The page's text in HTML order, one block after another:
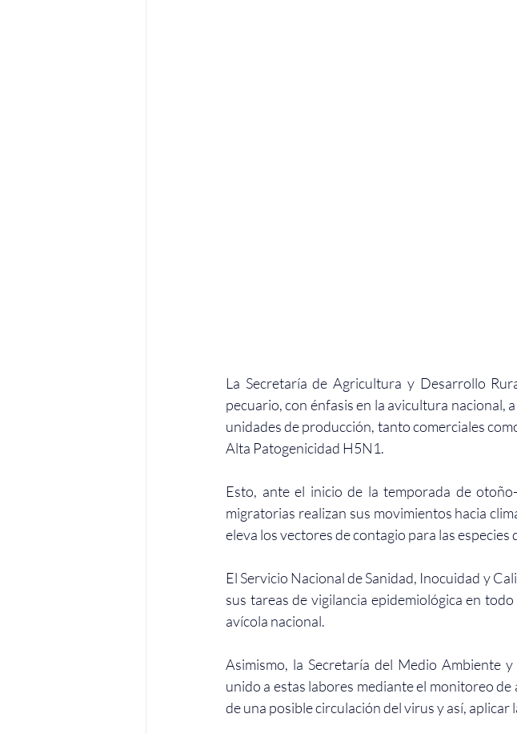
La Secretaría de Agricultura y Desarrollo
pecuario, con énfasis en la avicultura nacional,
unidades de producción, tanto comerciales
Alta Patogenicidad H5N1.
Esto, ante el inicio de la temporada de
migratorias realizan sus movimientos hacia
eleva los vectores de contagio para las especies
El Servicio Nacional de Sanidad, Inocuidad y
sus tareas de vigilancia epidemiológica en
avícola nacional.
Asimismo, la Secretaría del Medio Ambiente
unido a estas labores mediante el monitoreo
de una posible circulación del virus y así,